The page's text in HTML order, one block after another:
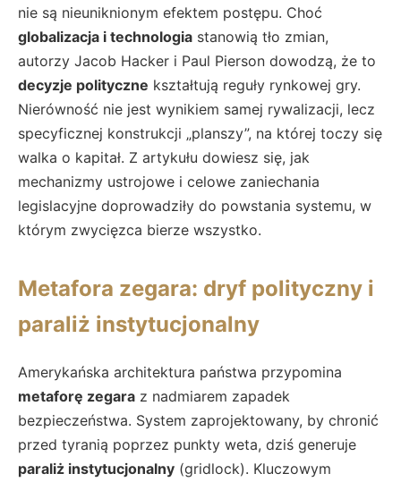
nie są nieuniknionym efektem postępu. Choć
globalizacja i technologia stanowią tło zmian,
autorzy Jacob Hacker i Paul Pierson dowodzą, że to
decyzje polityczne kształtują reguły rynkowej gry.
Nierówność nie jest wynikiem samej rywalizacji, lecz
specyficznej konstrukcji „planszy”, na której toczy się
walka o kapitał. Z artykułu dowiesz się, jak
mechanizmy ustrojowe i celowe zaniechania
legislacyjne doprowadziły do powstania systemu, w
którym zwycięzca bierze wszystko.
Metafora zegara: dryf polityczny i
paraliż instytucjonalny
Amerykańska architektura państwa przypomina
metaforę zegara z nadmiarem zapadek
bezpieczeństwa. System zaprojektowany, by chronić
przed tyranią poprzez punkty weta, dziś generuje
paraliż instytucjonalny (gridlock). Kluczowym